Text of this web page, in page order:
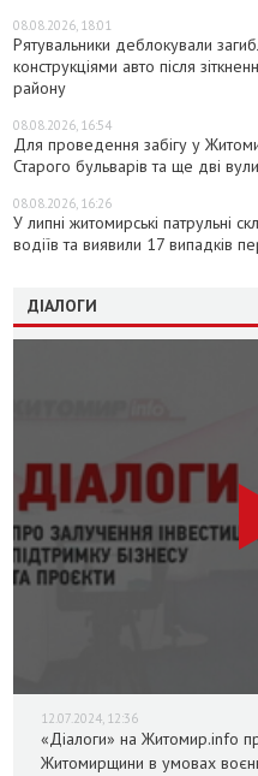
08.08.2026, 18:01
Рятувальники деблокували
конструкціями авто після
району
08.08.2026, 16:54
Для проведення забігу у
Старого бульварів та ще дві
08.08.2026, 16:26
У липні житомирські патрульні
водіїв та виявили 17 випадків
ДІАЛОГИ
12.07.2024, 12:36
«Діалоги» на Житомир.info
Житомирщини в умовах